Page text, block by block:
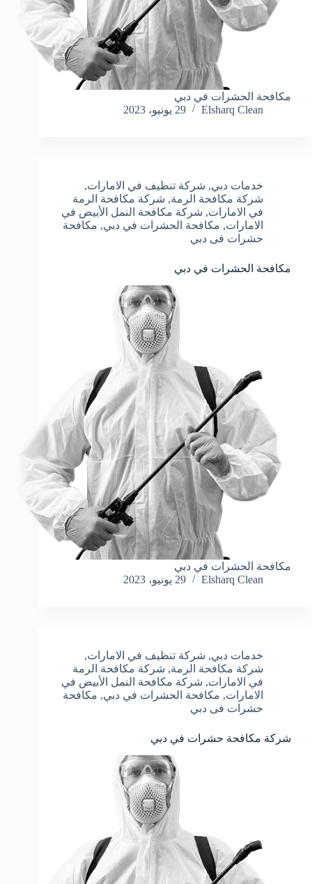
مكافحة الحشرات في دبي
Elsharq Clean
29 يونيو، 2023
خدمات دبي, شركة تنظيف في الامارات,
شركة مكافحة الرمة, شركة مكافحة الرمة
في الامارات, شركة مكافحة النمل الأبيض في
الامارات, مكافحة الحشرات في دبي, مكافحة
حشرات فى دبي
مكافحة الحشرات في دبي
مكافحة الحشرات في دبي
Elsharq Clean
29 يونيو، 2023
خدمات دبي, شركة تنظيف في الامارات,
شركة مكافحة الرمة, شركة مكافحة الرمة
في الامارات, شركة مكافحة النمل الأبيض في
الامارات, مكافحة الحشرات في دبي, مكافحة
حشرات فى دبي
شركة مكافحة حشرات في دبي